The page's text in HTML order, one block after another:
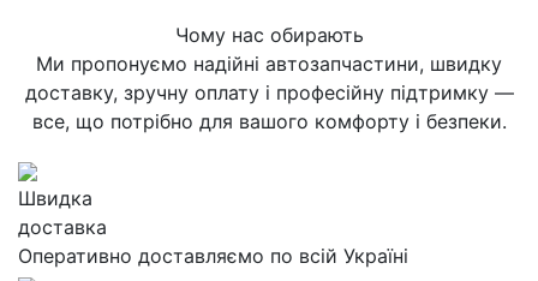
Чому нас обирають
Ми пропонуємо надійні автозапчастини, швидку
доставку, зручну оплату і професійну підтримку —
все, що потрібно для вашого комфорту і безпеки.
Швидка
доставка
Оперативно доставляємо по всій Україні